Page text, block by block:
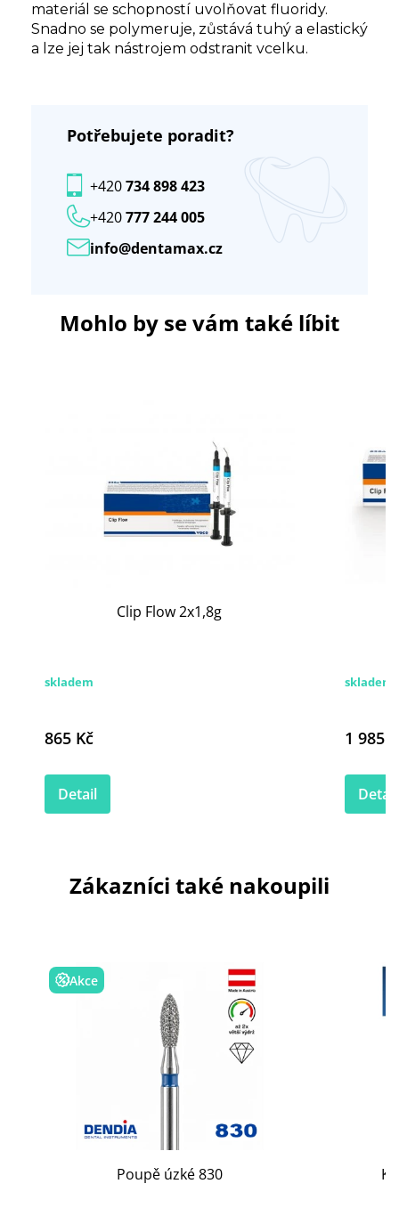
materiál se schopností uvolňovat fluoridy.
Snadno se polymeruje, zůstává tuhý a elastický
a lze jej tak nástrojem odstranit vcelku.
Potřebujete poradit?
info@dentamax.cz
+420777 244 005
+420734 898 423
Mohlo by se vám také líbit
Clip Flow 2x1,8g
skladem
865 Kč
Detail
skladem
1 985
Detail
Zákazníci také nakoupili
Akce
Poupě úzké 830